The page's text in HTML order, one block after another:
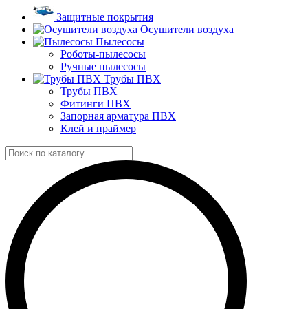
Защитные покрытия
Осушители воздуха
Пылесосы
Роботы-пылесосы
Ручные пылесосы
Трубы ПВХ
Трубы ПВХ
Фитинги ПВХ
Запорная арматура ПВХ
Клей и праймер